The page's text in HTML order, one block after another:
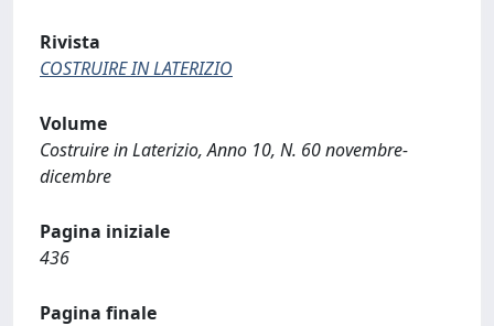
Rivista
COSTRUIRE IN LATERIZIO
Volume
Costruire in Laterizio, Anno 10, N. 60 novembre-
dicembre
Pagina iniziale
436
Pagina finale